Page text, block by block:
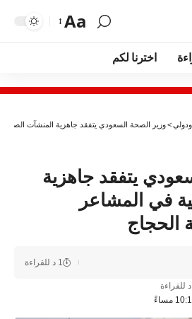
Aa
اخترنا لكم
>وزير الصحة السعودي يتفقد جاهزية المنشآت
يتفقد جاهزية
في المشاعر
الحجاج
1 د للقراءة